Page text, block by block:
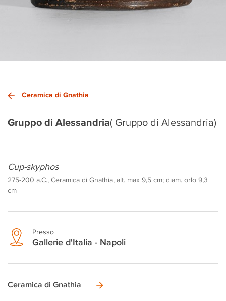
Ceramica di Gnathia
Gruppo di Alessandria( Gruppo di Alessandria)
Cup-skyphos
275-200 a.C., Ceramica di Gnathia, alt. max 9,5 cm; diam. orlo 9,3
cm
Presso
Gallerie d'Italia - Napoli
Ceramica di Gnathia